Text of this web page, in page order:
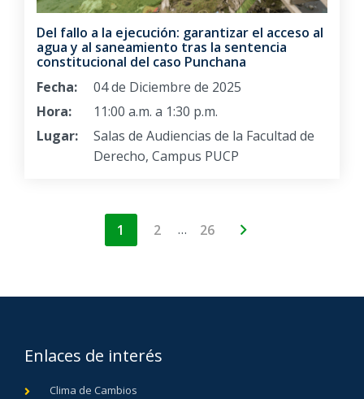
Del fallo a la ejecución: garantizar el acceso al
agua y al saneamiento tras la sentencia
constitucional del caso Punchana
Fecha:
04 de Diciembre de 2025
Hora:
11:00 a.m. a 1:30 p.m.
Lugar:
Salas de Audiencias de la Facultad de
Derecho, Campus PUCP
1 2 … 26
Enlaces de interés
Clima de Cambios